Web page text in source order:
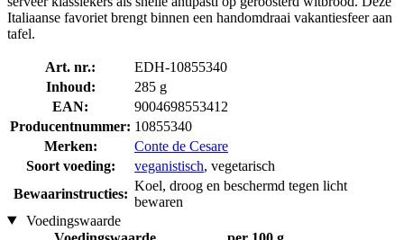
Italiaanse favoriet brengt binnen een handomdraai vakantiesfeer aan
tafel.
Art. nr.:
EDH-10855340
Inhoud:
285 g
EAN:
9004698553412
Producentnummer: 10855340
Merken:
Conte de Cesare
Soort voeding:
veganistisch, vegetarisch
Bewaarinstructies:
Koel, droog en beschermd tegen licht
bewaren
Voedingswaarde